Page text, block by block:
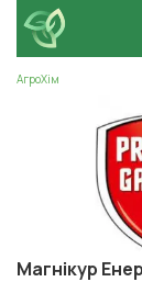
АгроХім
Магнікур